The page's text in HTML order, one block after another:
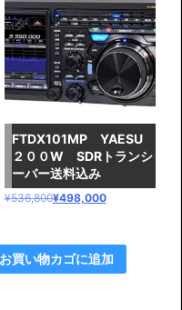
FTDX101MP YAESU
２００W SDRトランシ
ーバー送料込み
¥536,800元
格
は
¥498,000現
価
格
お買い物カゴに追加